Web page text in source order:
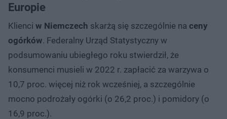
Europie
Klienci w Niemczech skarżą się szczególnie na ceny
ogórków. Federalny Urząd Statystyczny w
podsumowaniu ubiegłego roku stwierdził, że
konsumenci musieli w 2022 r. zapłacić za warzywa o
10,7 proc. więcej niż rok wcześniej, a szczególnie
mocno podrożały ogórki (o 26,2 proc.) i pomidory (o
16,9 proc.).